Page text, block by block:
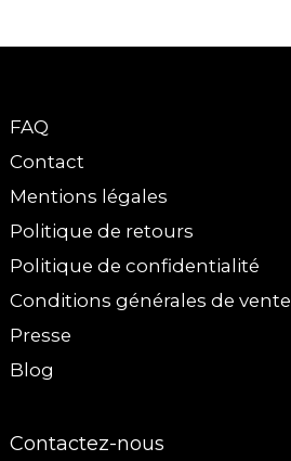
FAQ
Contact
Mentions légales
Politique de retours
Politique de confidentialité
Conditions générales de vente
Presse
Blog
Contactez-nous